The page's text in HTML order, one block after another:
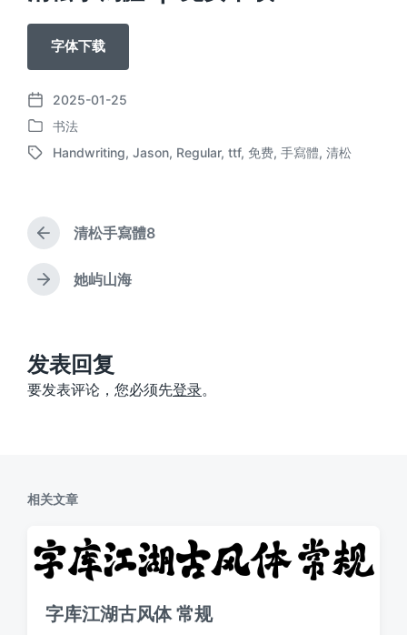
字体下载
发
布
日
2025-01-25
发
布
书法
标
Handwriting, Jason, Regular, ttf, 免费, 手寫體, 清松
上
篇
文
章
清松手寫體8
下
：
她屿山海
发表回复
要发表评论，您必须先登录。
相关文章
字库江湖古风体 常规